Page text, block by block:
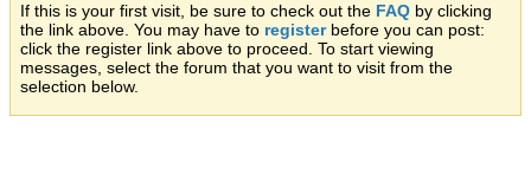
If this is your first visit, be sure to check out the FAQ by clicking
the link above. You may have to registerbefore you can post:
click the register link above to proceed. To start viewing
messages, select the forum that you want to visit from the
selection below.